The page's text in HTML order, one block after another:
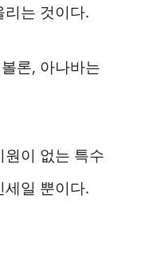
는 것이다.
론, 아나바는
이 없는 특수
일 뿐이다.